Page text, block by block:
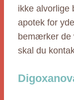
ikke alvorlige
apotek for
bemærker de
skal du